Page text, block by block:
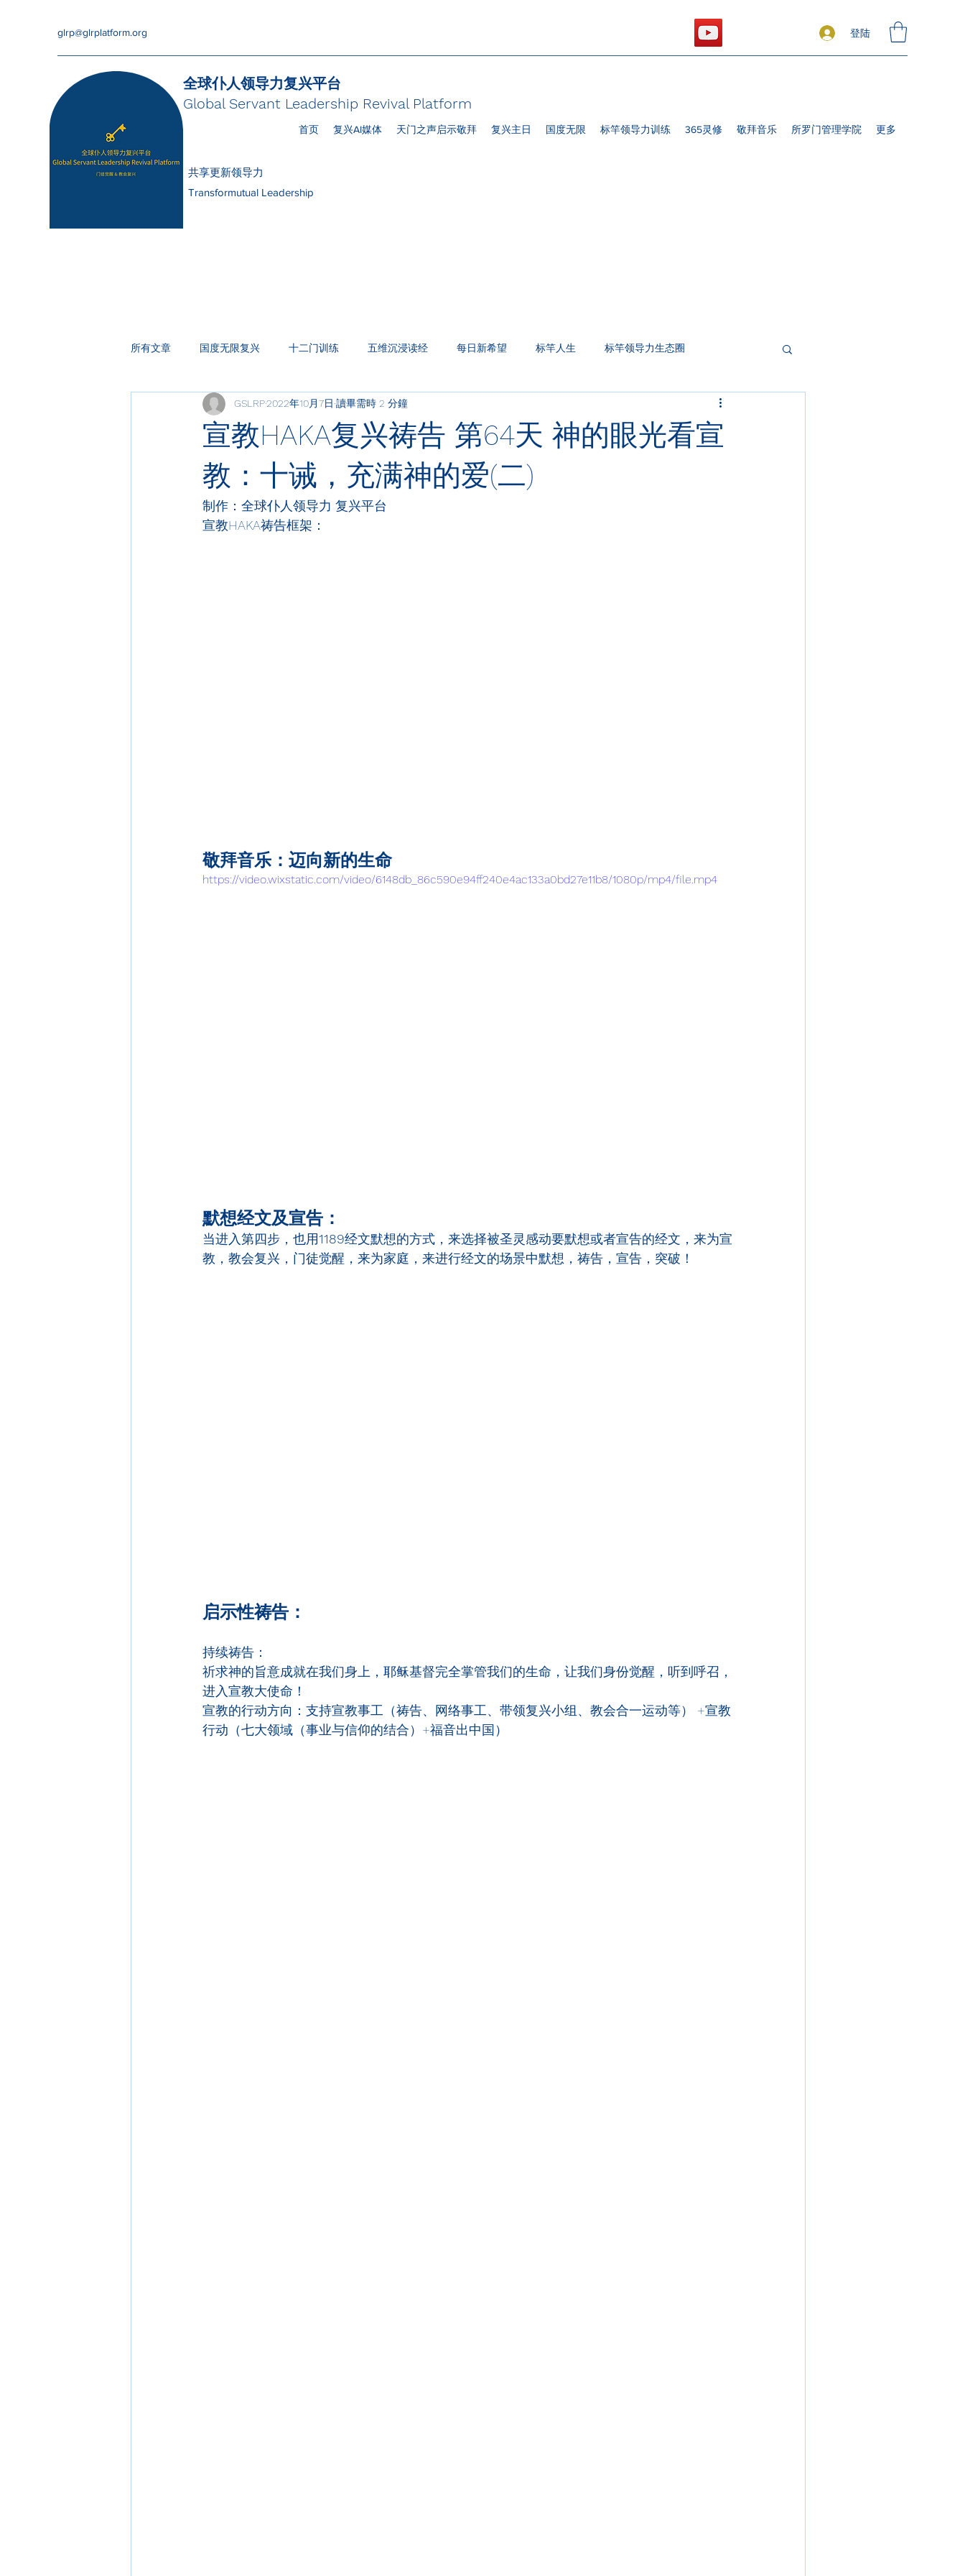
glrp@glrplatform.org 登陆
全球仆人领导力复兴平台
Global Servant Leadership Revival Platform
共享更新领导力
Transformutual Leadership
首页 复兴AI媒体 天门之声启示敬拜 复兴主日 国度无限 标竿领导力训练 365灵修 敬拜音乐 所罗门管理学院 更多
所有文章 国度无限复兴 十二门训练 五维沉浸读经 每日新希望 标竿人生 标竿领导力生态圈
HAKA复兴祷告 领袖训练 圣经财务观 一生之久
宣教HAKA复兴祷告 第64天 神的眼光看宣
教：十诫，充满神的爱(二)
GSLRP2022年10月7日 讀畢需時 2 分鐘
制作：全球仆人领导力 复兴平台
宣教HAKA祷告框架：
敬拜音乐：迈向新的生命
https://video.wixstatic.com/video/6148db_86c590e94ff240e4ac133a0bd27e11b8/1080p/mp4/file.mp4
默想经文及宣告：
当进入第四步，也用1189经文默想的方式，来选择被圣灵感动要默想或者宣告的经文，来为宣
教，教会复兴，门徒觉醒，来为家庭，来进行经文的场景中默想，祷告，宣告，突破！
启示性祷告：
持续祷告：
祈求神的旨意成就在我们身上，耶稣基督完全掌管我们的生命，让我们身份觉醒，听到呼召，
进入宣教大使命！
宣教的行动方向：支持宣教事工（祷告、网络事工、带领复兴小组、教会合一运动等） +宣教
行动（七大领域（事业与信仰的结合）+福音出中国）